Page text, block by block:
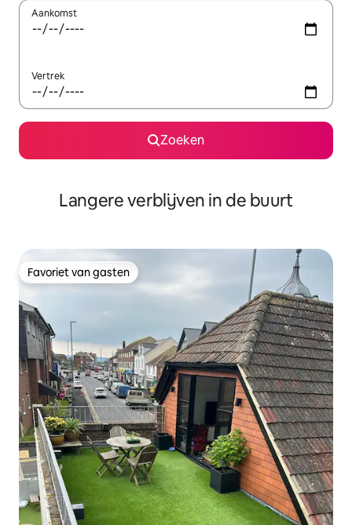
Aankomst
Vertrek
Zoeken
Langere verblijven in de buurt
Favoriet van gasten
Favoriet van gasten